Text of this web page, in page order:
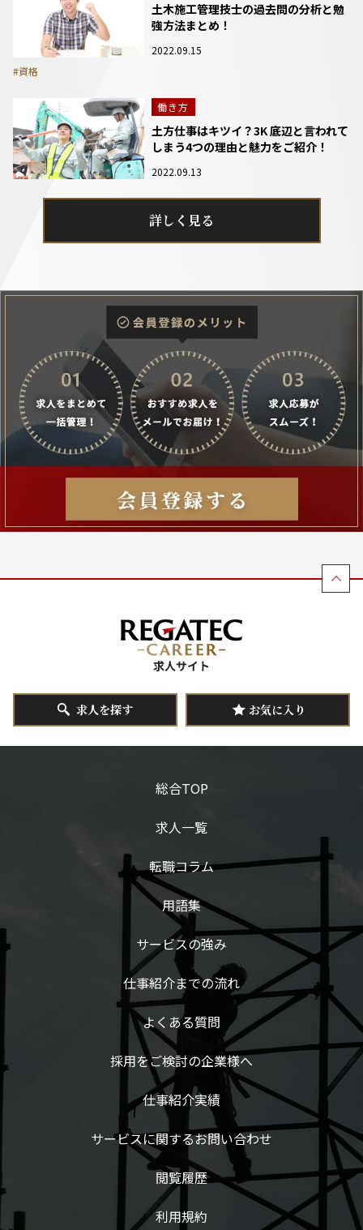
土木施工管理技士の過去問の分析と勉
強方法まとめ！
2022.09.15
#資格
働き方
土方仕事はキツイ？3K 底辺と言われて
しまう4つの理由と魅力をご紹介！
2022.09.13
詳しく見る
求人を探す お気に入り
総合TOP
求人一覧
転職コラム
用語集
サービスの強み
仕事紹介までの流れ
よくある質問
採用をご検討の企業様へ
仕事紹介実績
サービスに関するお問い合わせ
閲覧履歴
利用規約